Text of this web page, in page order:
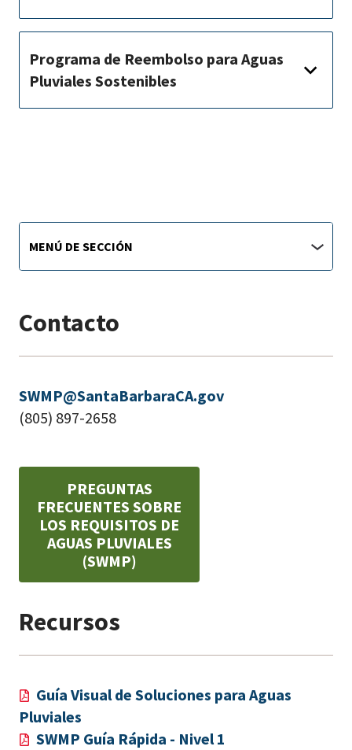
Sustainability
main
menu
de
sección
MENÚ DE SECCIÓN
Contacto
SWMP@SantaBarbaraCA.gov
(805) 897-2658
PREGUNTAS
FRECUENTES SOBRE
LOS REQUISITOS DE
AGUAS PLUVIALES
(SWMP)
Recursos
Guía Visual de Soluciones para Aguas
Pluviales
SWMP Guía Rápida - Nivel 1
Programa de Reembolso para Aguas
Pluviales Sostenibles